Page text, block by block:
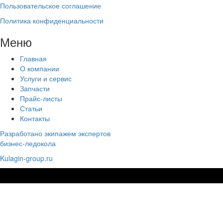
Пользовательское соглашение
Политика конфиденциальности
Меню
Главная
О компании
Услуги и сервис
Запчасти
Прайс-листы
Статьи
Контакты
Разработано экипажем экспертов
бизнес-ледокола
Kulagin-group.ru